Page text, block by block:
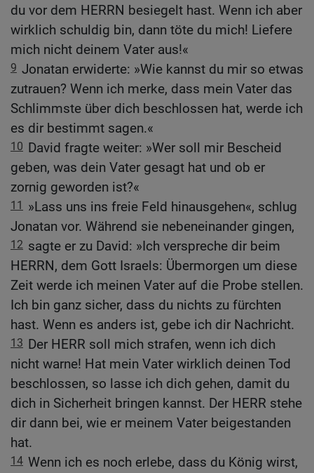
du vor dem HERRN besiegelt hast. Wenn ich aber
wirklich schuldig bin, dann töte du mich! Liefere
mich nicht deinem Vater aus!«
9 Jonatan erwiderte: »Wie kannst du mir so etwas
zutrauen? Wenn ich merke, dass mein Vater das
Schlimmste über dich beschlossen hat, werde ich
es dir bestimmt sagen.«
10 David fragte weiter: »Wer soll mir Bescheid
geben, was dein Vater gesagt hat und ob er
zornig geworden ist?«
11
»Lass uns ins freie Feld hinausgehen«, schlug
Jonatan vor. Während sie nebeneinander gingen,
12 sagte er zu David: »Ich verspreche dir beim
HERRN, dem Gott Israels: Übermorgen um diese
Zeit werde ich meinen Vater auf die Probe stellen.
Ich bin ganz sicher, dass du nichts zu fürchten
hast. Wenn es anders ist, gebe ich dir Nachricht.
13 Der HERR soll mich strafen, wenn ich dich
nicht warne! Hat mein Vater wirklich deinen Tod
beschlossen, so lasse ich dich gehen, damit du
dich in Sicherheit bringen kannst. Der HERR stehe
dir dann bei, wie er meinem Vater beigestanden
hat.
14 Wenn ich es noch erlebe, dass du König wirst,